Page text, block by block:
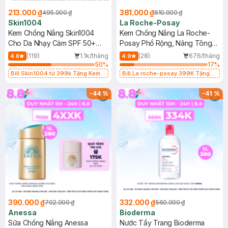
213.000 ₫495.000 ₫
Skin1004
Kem Chống Nắng Skin1004
Cho Da Nhạy Cảm SPF 50+
50ml
4.8 (119)
1.1k/tháng
50%
Bill Skin1004 từ 399k Tặng Kem
SPF 50+ 20ml (SL Có Hạn)
381.000 ₫610.000 ₫
La Roche-Posay
Kem Chống Nắng La Roche-
Posay Phổ Rộng, Nâng Tông
Kiềm Dầu 50ml
4.9 (28)
676/tháng
17%
Bill La roche-posay 399K Tặng
(SL có hạn)
-44%
390.000 ₫702.000 ₫
Anessa
Sữa Chống Nắng Anessa
-41%
332.000 ₫560.000 ₫
Bioderma
Nước Tẩy Trang Bioderma